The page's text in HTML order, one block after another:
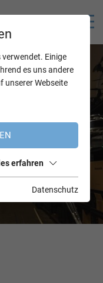
verwendet. Einige
es uns andere
unserer Webseite
erfahren
Datenschutz